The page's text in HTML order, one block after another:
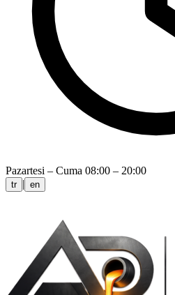
Pazartesi – Cuma 08:00 – 20:00
tr | en